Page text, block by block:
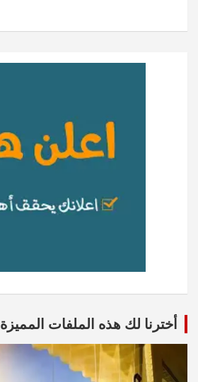
أخترنا لك هذه الملفات المميزة